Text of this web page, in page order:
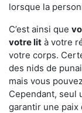
lorsque la
C’est ainsi que
votre lit à votre
votre corps.
des nids de
mais vous
Cependant, seul
garantir une paix